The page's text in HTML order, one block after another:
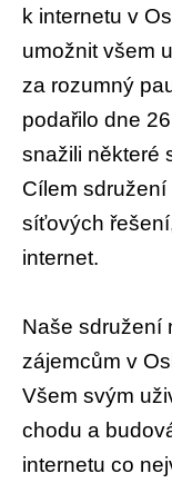
k internetu v
umožnit všem
za rozumný
podařilo dne
snažili některé
Cílem
síťových
internet.
Naše sdružení
zájemcům v
Všem svým
chodu a
internetu co